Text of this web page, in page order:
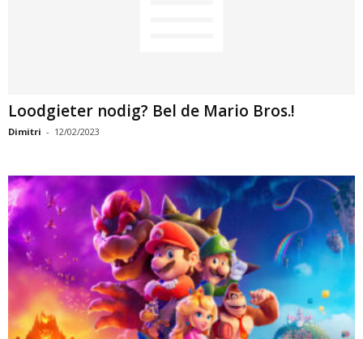
Loodgieter nodig? Bel de Mario Bros.!
Dimitri - 12/02/2023